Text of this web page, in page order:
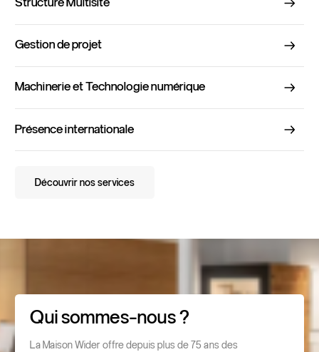
Gestion de projet
Machinerie et Technologie numérique
Présence internationale
Découvrir nos services
Qui sommes-nous ?
La Maison Wider offre depuis plus de 75 ans des